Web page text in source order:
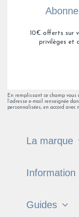
10€ offerts sur
privilèges et
En remplissant ce champ
l’adresse e-mail renseignée
personnalisées, en accord
La marque
Information
Guides